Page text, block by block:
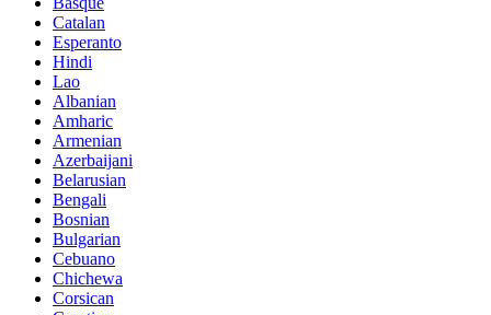
Catalan
Esperanto
Hindi
Lao
Albanian
Amharic
Armenian
Azerbaijani
Belarusian
Bengali
Bosnian
Bulgarian
Cebuano
Chichewa
Corsican